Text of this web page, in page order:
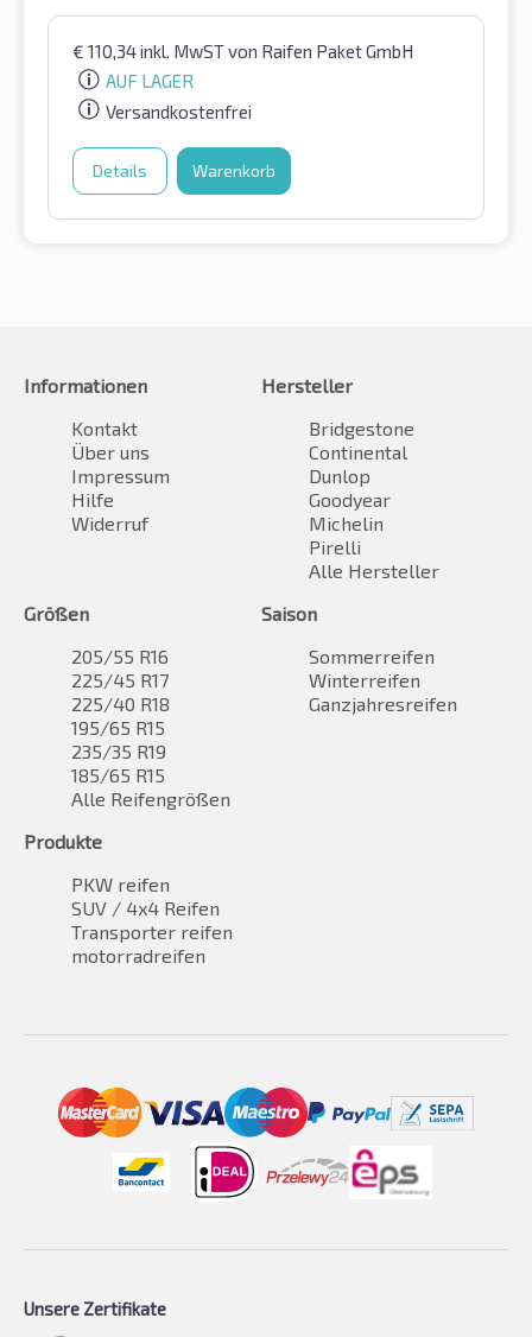
€ 110,34inkl. MwSTvon Raifen Paket GmbH
AUF LAGER
Versandkostenfrei
Details Warenkorb
Informationen
Kontakt
Über uns
Impressum
Hilfe
Widerruf
Hersteller
Bridgestone
Continental
Dunlop
Goodyear
Michelin
Pirelli
Alle Hersteller
Größen
205/55 R16
225/45 R17
225/40 R18
195/65 R15
235/35 R19
185/65 R15
Alle Reifengrößen
Saison
Sommerreifen
Winterreifen
Ganzjahresreifen
Produkte
PKW reifen
SUV / 4x4 Reifen
Transporter reifen
motorradreifen
Unsere Zertifikate